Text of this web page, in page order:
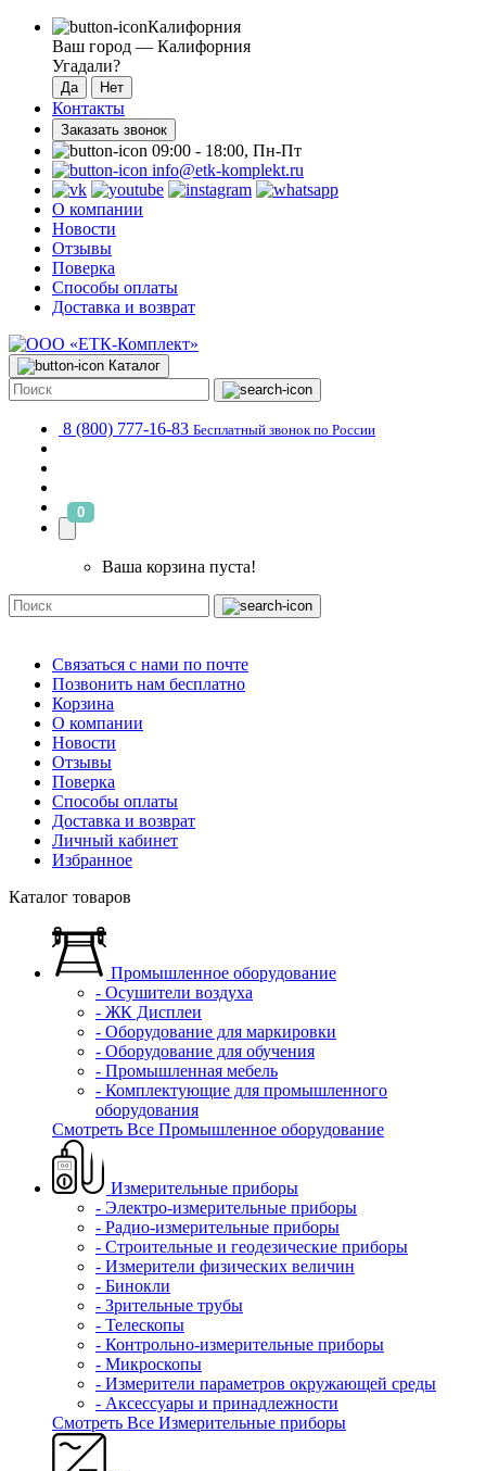
Калифорния
Ваш город — Калифорния
Угадали?
Контакты
Заказать звонок
09:00 - 18:00, Пн-Пт
info@etk-komplekt.ru
О компании
Новости
Отзывы
Поверка
Способы оплаты
Доставка и возврат
Каталог
8 (800) 777-16-83 Бесплатный звонок по России
0
Ваша корзина пуста!
Связаться с нами по почте
Позвонить нам бесплатно
Корзина
О компании
Новости
Отзывы
Поверка
Способы оплаты
Доставка и возврат
Личный кабинет
Избранное
Каталог товаров
Промышленное оборудование
- Осушители воздуха
- ЖК Дисплеи
- Оборудование для маркировки
- Оборудование для обучения
- Промышленная мебель
- Комплектующие для промышленного
оборудования
Смотреть Все Промышленное оборудование
Измерительные приборы
- Электро-измерительные приборы
- Радио-измерительные приборы
- Строительные и геодезические приборы
- Измерители физических величин
- Бинокли
- Зрительные трубы
- Телескопы
- Контрольно-измерительные приборы
- Микроскопы
- Измерители параметров окружающей среды
- Аксессуары и принадлежности
Смотреть Все Измерительные приборы